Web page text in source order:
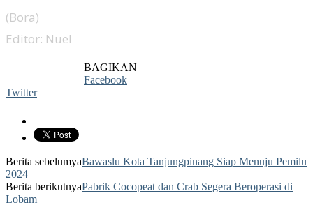
(Bora)
Editor: Nuel
BAGIKAN
Facebook
Twitter
Berita sebelumyaBawaslu Kota Tanjungpinang Siap Menuju Pemilu
2024
Berita berikutnyaPabrik Cocopeat dan Crab Segera Beroperasi di
Lobam